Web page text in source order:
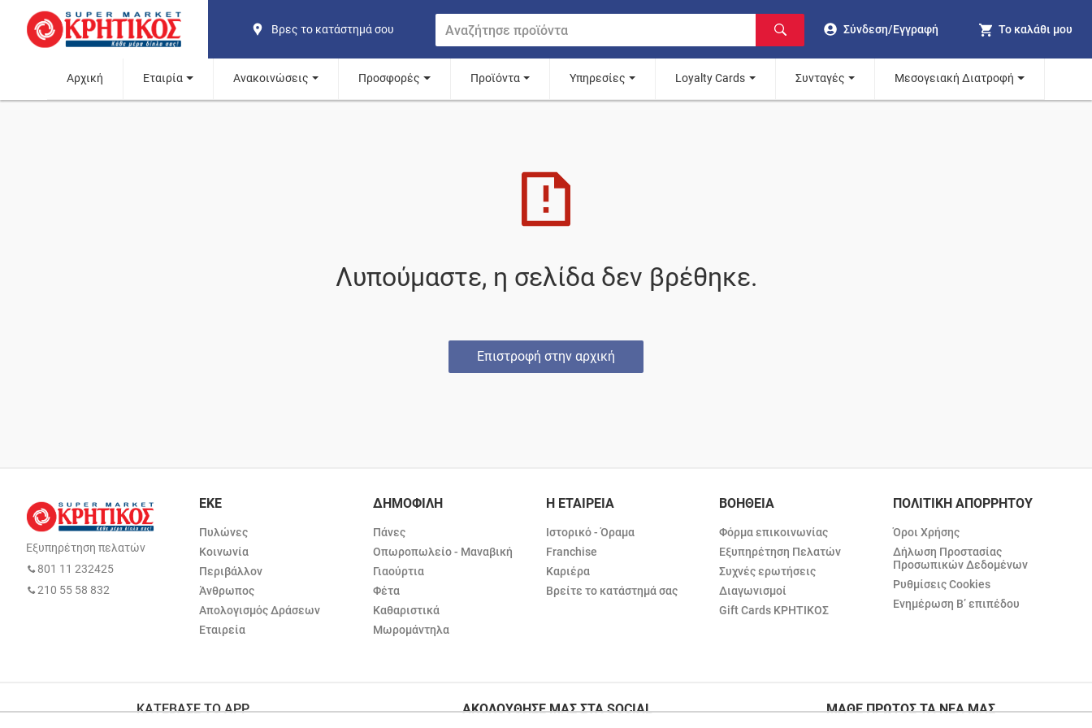
Βρες το κατάστημά σου Σύνδεση/Εγγραφή Το καλάθι μου
Αρχική Εταιρία Ανακοινώσεις Προσφορές Προϊόντα Υπηρεσίες Loyalty Cards Συνταγές Μεσογειακή Διατροφή
Λυπούμαστε, η σελίδα δεν βρέθηκε.
Επιστροφή στην αρχική
Εξυπηρέτηση πελατών
801 11 232425
210 55 58 832
ΕΚΕ
Πυλώνες
Κοινωνία
Περιβάλλον
Άνθρωπος
Απολογισμός Δράσεων
Εταιρεία
ΔΗΜΟΦΙΛΗ
Πάνες
Οπωροπωλείο - Μαναβική
Γιαούρτια
Φέτα
Καθαριστικά
Μωρομάντηλα
Η ΕΤΑΙΡΕΙΑ
Ιστορικό - Όραμα
Franchise
Καριέρα
Βρείτε το κατάστημά σας
ΒΟΗΘΕΙΑ
Φόρμα επικοινωνίας
Εξυπηρέτηση Πελατών
Συχνές ερωτήσεις
Διαγωνισμοί
Gift Cards ΚΡΗΤΙΚΟΣ
ΠΟΛΙΤΙΚΗ ΑΠΟΡΡΗΤΟΥ
Όροι Χρήσης
Δήλωση Προστασίας
Προσωπικών Δεδομένων
Ρυθμίσεις Cookies
Ενημέρωση Β’ επιπέδου
ΚΑΤΕΒΑΣΕ ΤΟ APP ΑΚΟΛΟΥΘΗΣΕ ΜΑΣ ΣΤΑ SOCIAL ΜΑΘΕ ΠΡΩΤΟΣ ΤΑ ΝΕΑ ΜΑΣ